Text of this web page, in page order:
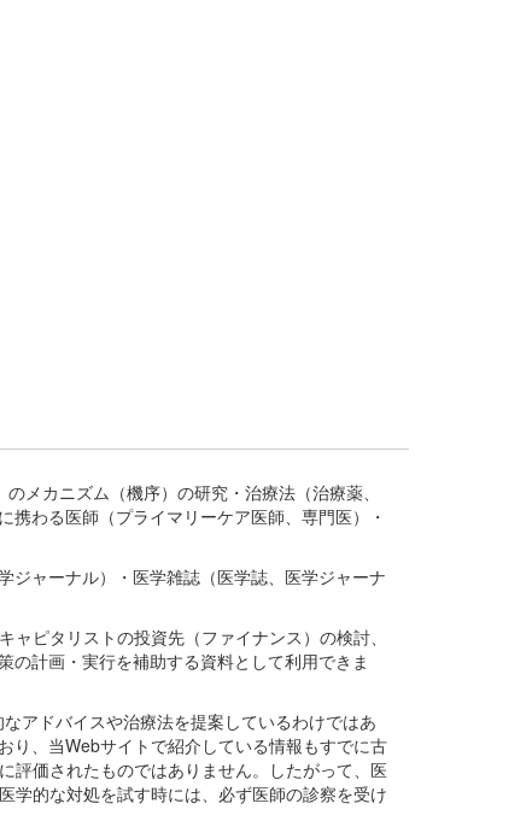
メカニズム（機序）の研究・治療法（治療薬、
わる医師（プライマリーケア医師、専門医）・
ジャーナル）・医学雑誌（医学誌、医学ジャーナ
ピタリストの投資先（ファイナンス）の検討、
計画・実行を補助する資料として利用できま
アドバイスや治療法を提案しているわけではあ
り、当Webサイトで紹介している情報もすでに古
評価されたものではありません。したがって、医
学的な対処を試す時には、必ず医師の診察を受け